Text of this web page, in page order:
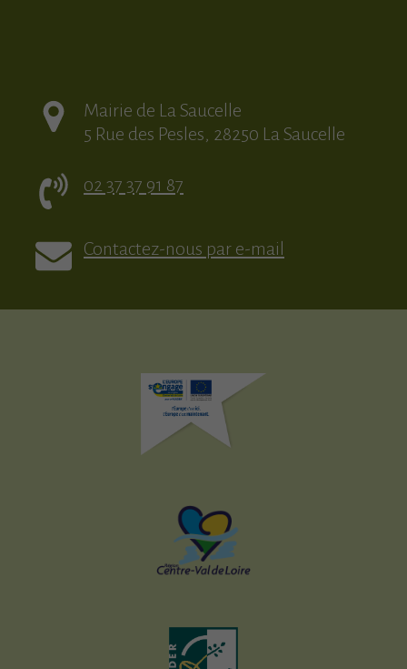
Mairie de La Saucelle
5 Rue des Pesles, 28250 La Saucelle
02 37 37 91 87
Contactez-nous par e-mail